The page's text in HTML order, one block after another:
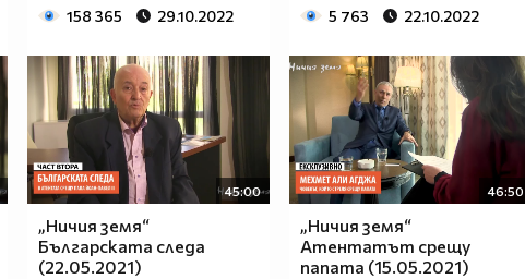
158 365 29.10.2022 5 763 22.10.2022
45:00
„Ничия земя“
Българската следа
(22.05.2021)
46:50
„Ничия земя“
Атентатът срещу
папата (15.05.2021)